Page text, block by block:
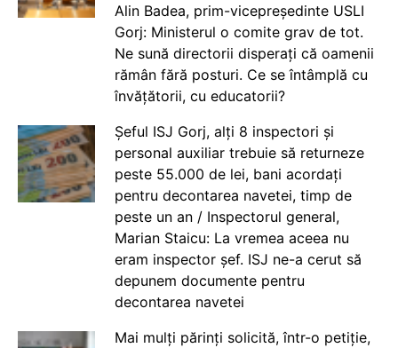
Alin Badea, prim-vicepreședinte USLI
Gorj: Ministerul o comite grav de tot.
Ne sună directorii disperați că oamenii
rămân fără posturi. Ce se întâmplă cu
învățătorii, cu educatorii?
Șeful ISJ Gorj, alți 8 inspectori și
personal auxiliar trebuie să returneze
peste 55.000 de lei, bani acordați
pentru decontarea navetei, timp de
peste un an / Inspectorul general,
Marian Staicu: La vremea aceea nu
eram inspector șef. ISJ ne-a cerut să
depunem documente pentru
decontarea navetei
Mai mulți părinți solicită, într-o petiție,